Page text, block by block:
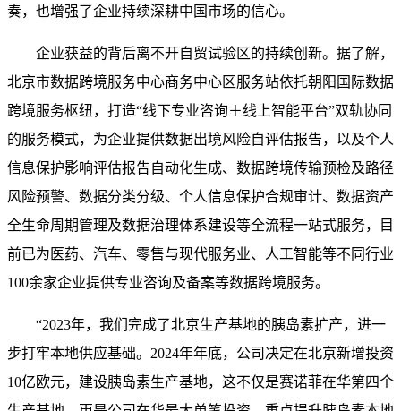
奏，也增强了企业持续深耕中国市场的信心。
企业获益的背后离不开自贸试验区的持续创新。据了解，
北京市数据跨境服务中心商务中心区服务站依托朝阳国际数据
跨境服务枢纽，打造“线下专业咨询＋线上智能平台”双轨协同
的服务模式，为企业提供数据出境风险自评估报告，以及个人
信息保护影响评估报告自动化生成、数据跨境传输预检及路径
风险预警、数据分类分级、个人信息保护合规审计、数据资产
全生命周期管理及数据治理体系建设等全流程一站式服务，目
前已为医药、汽车、零售与现代服务业、人工智能等不同行业
100余家企业提供专业咨询及备案等数据跨境服务。
“2023年，我们完成了北京生产基地的胰岛素扩产，进一
步打牢本地供应基础。2024年年底，公司决定在北京新增投资
10亿欧元，建设胰岛素生产基地，这不仅是赛诺菲在华第四个